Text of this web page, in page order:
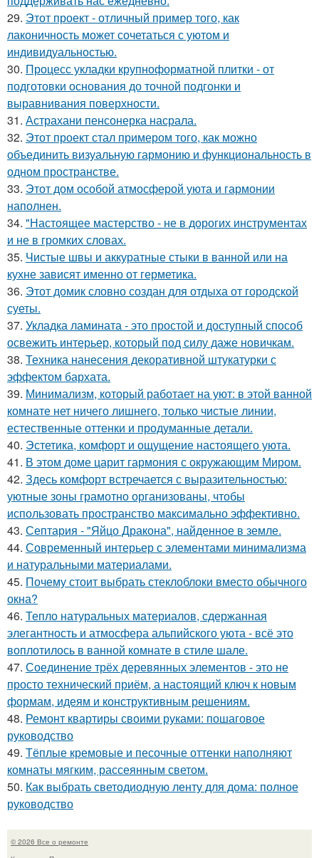
29. Этот проект - отличный пример того, как
лаконичность может сочетаться с уютом и
индивидуальностью.
30. Процесс укладки крупноформатной плитки - от
подготовки основания до точной подгонки и
выравнивания поверхности.
31. Астрахани пенсонерка насрала.
32. Этот проект стал примером того, как можно
объединить визуальную гармонию и функциональность в
одном пространстве.
33. Этот дом особой атмосферой уюта и гармонии
наполнен.
34. "Настоящее мастерство - не в дорогих инструментах
и не в громких словах.
35. Чистые швы и аккуратные стыки в ванной или на
кухне зависят именно от герметика.
36. Этот домик словно создан для отдыха от городской
суеты.
37. Укладка ламината - это простой и доступный способ
освежить интерьер, который под силу даже новичкам.
38. Техника нанесения декоративной штукатурки с
эффектом бархата.
39. Минимализм, который работает на уют: в этой ванной
комнате нет ничего лишнего, только чистые линии,
естественные оттенки и продуманные детали.
40. Эстетика, комфорт и ощущение настоящего уюта.
41. В этом доме царит гармония с окружающим Миром.
42. Здесь комфорт встречается с выразительностью:
уютные зоны грамотно организованы, чтобы
использовать пространство максимально эффективно.
43. Септария - "Яйцо Дракона", найденное в земле.
44. Современный интерьер с элементами минимализма
и натуральными материалами.
45. Почему стоит выбрать стеклоблоки вместо обычного
окна?
46. Тепло натуральных материалов, сдержанная
элегантность и атмосфера альпийского уюта - всё это
воплотилось в ванной комнате в стиле шале.
47. Соединение трёх деревянных элементов - это не
просто технический приём, а настоящий ключ к новым
формам, идеям и конструктивным решениям.
48. Ремонт квартиры своими руками: пошаговое
руководство
49. Тёплые кремовые и песочные оттенки наполняют
комнаты мягким, рассеянным светом.
50. Как выбрать светодиодную ленту для дома: полное
руководство
© 2026 Все о ремонте